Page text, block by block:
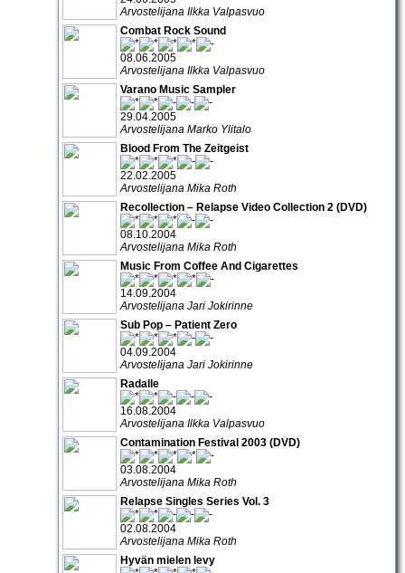
Arvostelijana Ilkka Valpasvuo
Combat Rock Sound
08.06.2005
Arvostelijana Ilkka Valpasvuo
Varano Music Sampler
29.04.2005
Arvostelijana Marko Ylitalo
Blood From The Zeitgeist
22.02.2005
Arvostelijana Mika Roth
Recollection – Relapse Video Collection 2 (DVD)
08.10.2004
Arvostelijana Mika Roth
Music From Coffee And Cigarettes
14.09.2004
Arvostelijana Jari Jokirinne
Sub Pop – Patient Zero
04.09.2004
Arvostelijana Jari Jokirinne
Radalle
16.08.2004
Arvostelijana Ilkka Valpasvuo
Contamination Festival 2003 (DVD)
03.08.2004
Arvostelijana Mika Roth
Relapse Singles Series Vol. 3
02.08.2004
Arvostelijana Mika Roth
Hyvän mielen levy